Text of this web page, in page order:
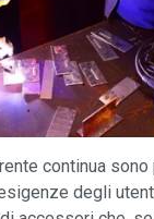
continua
degli